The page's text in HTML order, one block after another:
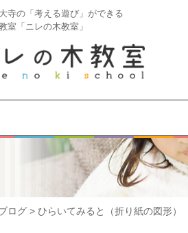
寺の「考える遊び」ができる
室「ニレの木教室」
ログ >ひらいてみると（折り紙の図形）